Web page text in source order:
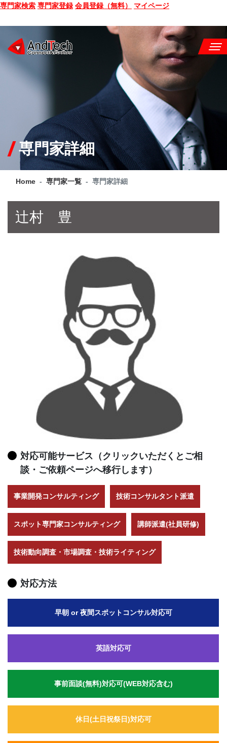
専門家検索 専門家登録 会員登録（無料） マイページ
CONSULTING
SERVICE
COMPANY
Q&A
専門家詳細
Home 専門家一覧 専門家詳細
辻村 豊
対応可能サービス（クリックいただくとご相
談・ご依頼ページへ移行します）
事業開発コンサルティング 技術コンサルタント派遣
スポット専門家コンサルティング 講師派遣(社員研修)
技術動向調査・市場調査・技術ライティング
対応方法
早朝 or 夜間スポットコンサル対応可
英語対応可
事前面談(無料)対応可(WEB対応含む)
休日(土日祝祭日)対応可